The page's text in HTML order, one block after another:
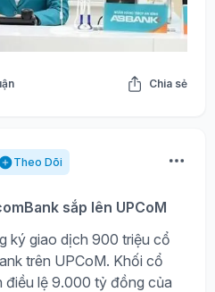
Chia sẻ
Theo Dõi
sắp lên UPCoM
ký giao dịch 900 triệu cổ
trên UPCoM. Khối cổ
điều lệ 9.000 tỷ đồng của